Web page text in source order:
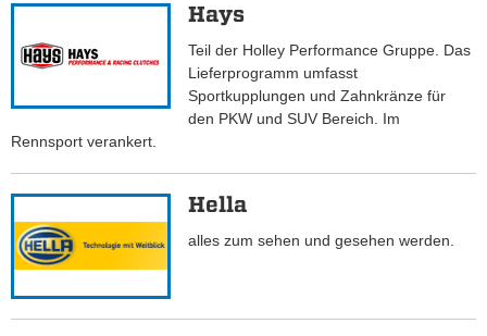
Hays
Teil der Holley Performance Gruppe. Das
Lieferprogramm umfasst
Sportkupplungen und Zahnkränze für
den PKW und SUV Bereich. Im
Rennsport verankert.
Hella
alles zum sehen und gesehen werden.